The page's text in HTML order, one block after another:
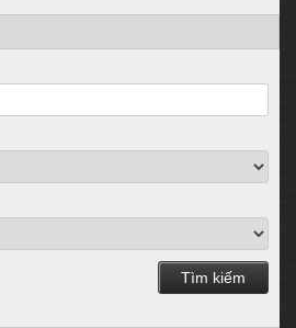
Tìm kiếm